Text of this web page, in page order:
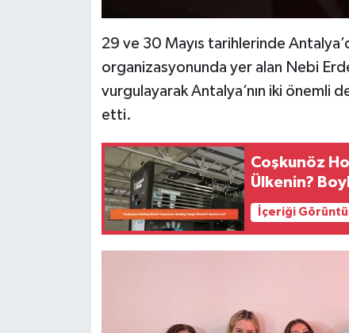
29 ve 30 Mayıs tarihlerinde
organizasyonunda yer alan Nebi
vurgulayarak Antalya’nın iki önemli
etti.
Coşkunöz
Ülkenin?
İçeriği